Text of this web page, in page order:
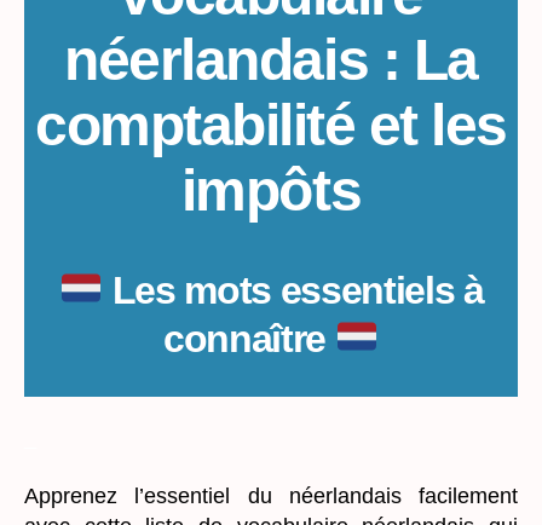
les
impôts
néerlandais : La
comptabilité et les
impôts
Les mots essentiels à
connaître
Apprenez l’essentiel du néerlandais facilement